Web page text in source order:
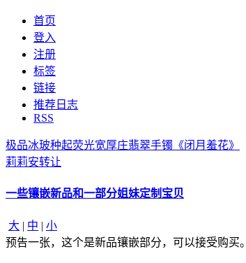
首页
登入
注册
标签
链接
推荐日志
RSS
极品冰玻种起荧光宽厚庄翡翠手镯《闭月羞花》
莉莉安转让
一些镶嵌新品和一部分姐妹定制宝贝
大 | 中 | 小
预告一张，这个是新品镶嵌部分，可以接受购买。